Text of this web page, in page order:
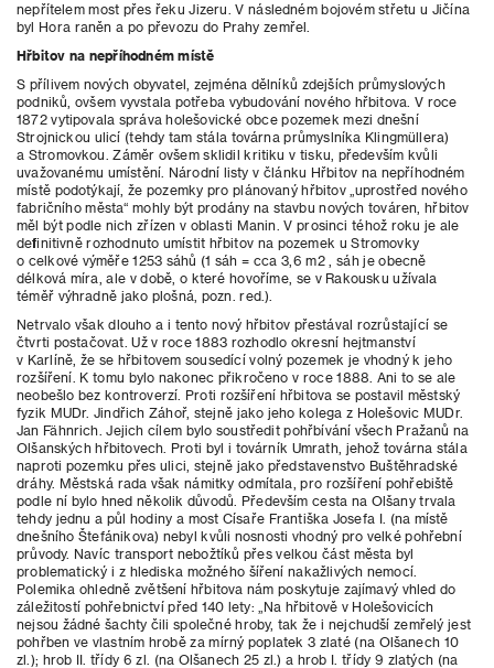
nepřítelem most přes řeku Jizeru. V následném bojovém střetu u Jičína
byl Hora raněn a po převozu do Prahy zemřel.
Hřbitov na nepříhodném místě
S přílivem nových obyvatel, zejména dělníků zdejších průmyslových
podniků, ovšem vyvstala potřeba vybudování nového hřbitova. V roce
1872 vytipovala správa holešovické obce pozemek mezi dnešní
Strojnickou ulicí (tehdy tam stála továrna průmyslníka Klingmüllera)
a Stromovkou. Záměr ovšem sklidil kritiku v tisku, především kvůli
uvažovanému umístění. Národní listy v článku Hřbitov na nepříhodném
místě podotýkají, že pozemky pro plánovaný hřbitov „uprostřed nového
fabričního města“ mohly být prodány na stavbu nových továren, hřbitov
měl být podle nich zřízen v oblasti Manin. V prosinci téhož roku je ale
definitivně rozhodnuto umístit hřbitov na pozemek u Stromovky
o celkové výměře 1253 sáhů (1 sáh = cca 3,6 m2 , sáh je obecně
délková míra, ale v době, o které hovoříme, se v Rakousku užívala
téměř výhradně jako plošná, pozn. red.).
Netrvalo však dlouho a i tento nový hřbitov přestával rozrůstající se
čtvrti postačovat. Už v roce 1883 rozhodlo okresní hejtmanství
v Karlíně, že se hřbitovem sousedící volný pozemek je vhodný k jeho
rozšíření. K tomu bylo nakonec přikročeno v roce 1888. Ani to se ale
neobešlo bez kontroverzí. Proti rozšíření hřbitova se postavil městský
fyzik MUDr. Jindřich Záhoř, stejně jako jeho kolega z Holešovic MUDr.
Jan Fähnrich. Jejich cílem bylo soustředit pohřbívání všech Pražanů na
Olšanských hřbitovech. Proti byl i továrník Umrath, jehož továrna stála
naproti pozemku přes ulici, stejně jako představenstvo Buštěhradské
dráhy. Městská rada však námitky odmítala, pro rozšíření pohřebiště
podle ní bylo hned několik důvodů. Především cesta na Olšany trvala
tehdy jednu a půl hodiny a most Císaře Františka Josefa I. (na místě
dnešního Štefánikova) nebyl kvůli nosnosti vhodný pro velké pohřební
průvody. Navíc transport nebožtíků přes velkou část města byl
problematický i z hlediska možného šíření nakažlivých nemocí.
Polemika ohledně zvětšení hřbitova nám poskytuje zajímavý vhled do
záležitostí pohřebnictví před 140 lety: „Na hřbitově v Holešovicích
nejsou žádné šachty čili společné hroby, tak že i nejchudší zemřelý jest
pohřben ve vlastním hrobě za mírný poplatek 3 zlaté (na Olšanech 10
zl.); hrob II. třídy 6 zl. (na Olšanech 25 zl.) a hrob I. třídy 9 zlatých (na